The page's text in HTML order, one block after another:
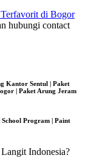
di Bogor
hubungi contact
Kantor Sentul | Paket
| Paket Arung Jeram
Program | Paint
Indonesia?